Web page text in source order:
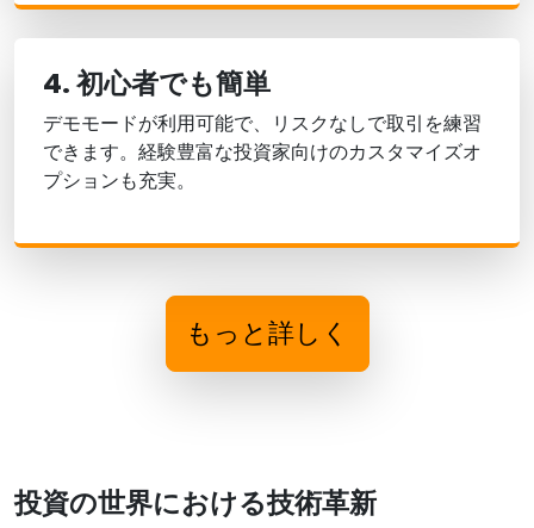
4. 初心者でも簡単
デモモードが利用可能で、リスクなしで取引を練習
できます。経験豊富な投資家向けのカスタマイズオ
プションも充実。
もっと詳しく
投資の世界における技術革新